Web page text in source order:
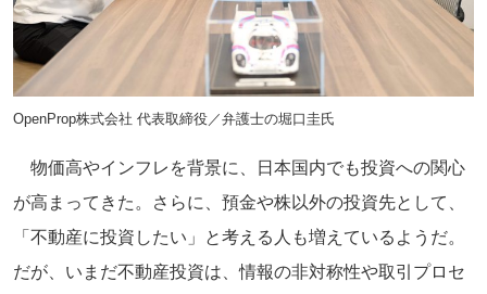
OpenProp株式会社 代表取締役／弁護士の堀口圭氏
物価高やインフレを背景に、日本国内でも投資への関心
が高まってきた。さらに、預金や株以外の投資先として、
「不動産に投資したい」と考える人も増えているようだ。
だが、いまだ不動産投資は、情報の非対称性や取引プロセ